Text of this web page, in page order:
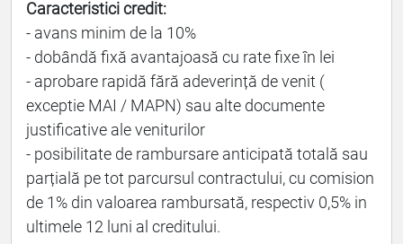
Caracteristici credit:
- avans minim de la 10%
- dobândă fixă avantajoasă cu rate fixe în lei
- aprobare rapidă fără adeverință de venit (
exceptie MAI / MAPN) sau alte documente
justificative ale veniturilor
- posibilitate de rambursare anticipată totală sau
parțială pe tot parcursul contractului, cu comision
de 1% din valoarea rambursată, respectiv 0,5% in
ultimele 12 luni al creditului.